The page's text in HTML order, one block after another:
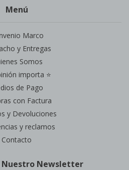
Menú
Marco
y Entregas
Somos
importa ⭐
de Pago
con Factura
y Devoluciones
y reclamos
Contacto
Nuestro Newsletter